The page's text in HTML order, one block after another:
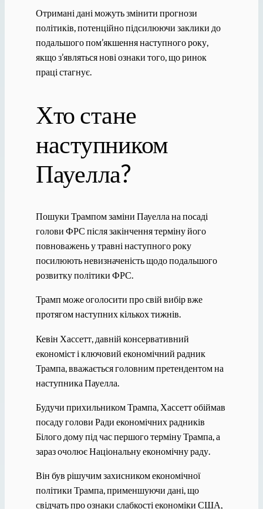
Отримані дані можуть змінити прогнози
політиків, потенційно підсилюючи заклики до
подальшого пом’якшення наступного року,
якщо з’являться нові ознаки того, що ринок
праці стагнує.
Хто стане
наступником
Пауелла?
Пошуки Трампом заміни Пауелла на посаді
голови ФРС після закінчення терміну його
повноважень у травні наступного року
посилюють невизначеність щодо подальшого
розвитку політики ФРС.
Трамп може оголосити про свій вибір вже
протягом наступних кількох тижнів.
Кевін Хассетт, давній консервативний
економіст і ключовий економічний радник
Трампа, вважається головним претендентом на
наступника Пауелла.
Будучи прихильником Трампа, Хассетт обіймав
посаду голови Ради економічних радників
Білого дому під час першого терміну Трампа, а
зараз очолює Національну економічну раду.
Він був рішучим захисником економічної
політики Трампа, применшуючи дані, що
свідчать про ознаки слабкості економіки США,